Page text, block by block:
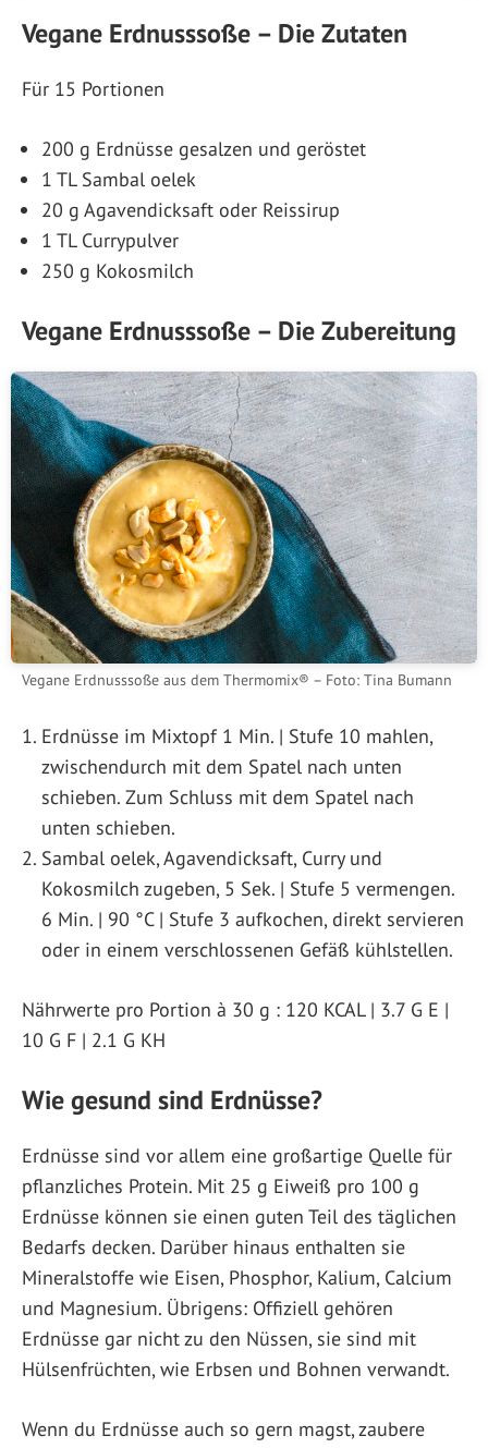
Vegane Erdnusssoße – Die Zutaten
Für 15 Portionen
200 g Erdnüsse gesalzen und geröstet
1 TL Sambal oelek
20 g Agavendicksaft oder Reissirup
1 TL Currypulver
250 g Kokosmilch
Vegane Erdnusssoße – Die Zubereitung
Vegane Erdnusssoße aus dem Thermomix® – Foto: Tina Bumann
Erdnüsse im Mixtopf 1 Min. | Stufe 10 mahlen,
zwischendurch mit dem Spatel nach unten
schieben. Zum Schluss mit dem Spatel nach
unten schieben.
Sambal oelek, Agavendicksaft, Curry und
Kokosmilch zugeben, 5 Sek. | Stufe 5 vermengen.
6 Min. | 90 °C | Stufe 3 aufkochen, direkt servieren
oder in einem verschlossenen Gefäß kühlstellen.
Nährwerte pro Portion à 30 g : 120 KCAL | 3.7 G E |
10 G F | 2.1 G KH
Wie gesund sind Erdnüsse?
Erdnüsse sind vor allem eine großartige Quelle für
pflanzliches Protein. Mit 25 g Eiweiß pro 100 g
Erdnüsse können sie einen guten Teil des täglichen
Bedarfs decken. Darüber hinaus enthalten sie
Mineralstoffe wie Eisen, Phosphor, Kalium, Calcium
und Magnesium. Übrigens: Offiziell gehören
Erdnüsse gar nicht zu den Nüssen, sie sind mit
Hülsenfrüchten, wie Erbsen und Bohnen verwandt.
Wenn du Erdnüsse auch so gern magst, zaubere